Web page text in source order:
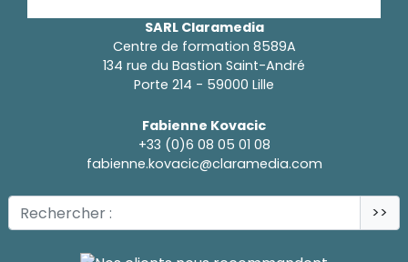
SARL Claramedia
Centre de formation 8589A
134 rue du Bastion Saint-André
Porte 214 - 59000 Lille
Fabienne Kovacic
+33 (0)6 08 05 01 08
fabienne.kovacic@claramedia.com
>>